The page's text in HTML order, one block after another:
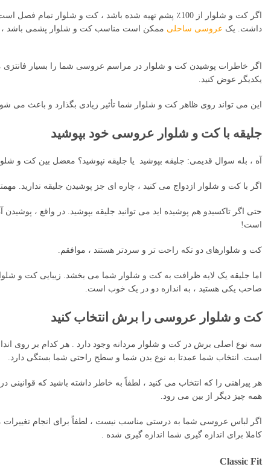
اگر کت و شلوار از 100٪ پشم تهیه شده باشد ، کت و شلوار
داشت. یک عروسی ساحلی ممکن است مناسب کت و شلوار پشمی باشد ،
اگر خاطرات پوشیدن کت و شلوار در مراسم عروسی شما را بسیار فانتزی
یکدیگر عوض کنید.
این می تواند روی ظاهر کت و شلوار شما تأثیر زیادی بگذارد و باعث می
جلیقه با کت و شلوار عروسی خود بپوشید
آه ، بله سوال قدیمی: جلیقه بپوشید یا جلیقه نپوشید؟ معضل بین کت
اگر با کت و شلوار ازدواج می کنید ، چاره ای جز پوشیدن جلیقه ندارید.
حتی اگر تاکسیدو هم پوشیده اید می توانید جلیقه بپوشید. در واقع ،
است!
کت و شلوارهای دو تکه راحت تر و سردتر هستند ، موافقم.
اما جلیقه یک لایه ظرافت به کت و شلوار شما می بخشد. زیبایی کت و
صاحب یکی هستید ، به اندازه دو در یک خوب است.
کت و شلوار عروسی را برش انتخاب کنید
سه نوع اصلی برش در کت و شلوار مردانه وجود دارد . هر کدام بر روی
است. انتخاب شما عمدتا به نوع بدن شما و سطح راحتی شما بستگی دارد.
هر پیراهنی را که انتخاب می کنید ، لطفاً به خاطر داشته باشید که
همه چیز دیگر از بین می رود.
اگر لباس عروسی شما به درستی مناسب نیست ، لطفاً برای انجام
کاملا برای اندازه گیری شما اندازه گیری شده .
Classic Fit